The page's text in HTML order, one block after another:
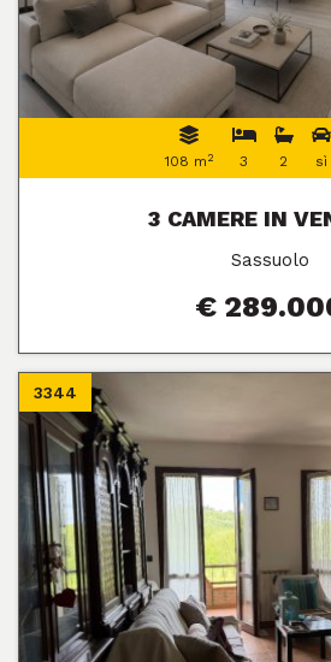
108 m 2 3 2 sì
3 CAMERE IN
Sassuolo
€
3344